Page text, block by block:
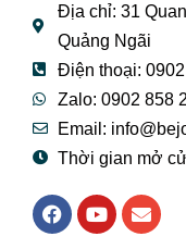
Địa chỉ: 31
Quảng Ngãi
Điện thoại:
Zalo: 0902 858
Email:
Thời gian mở
F
a
Y
o
E
n